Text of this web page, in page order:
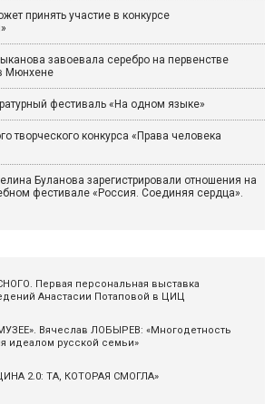
принять участие в конкурсе
завоевала серебро на первенстве
Мюнхене
фестиваль «На одном языке»
творческого конкурса «Права человека
Буланова зарегистрировали отношения на
фестивале «Россия. Соединяя сердца».
Первая персональная выставка
Анастасии Потаповой в ЦИЦ
Вячеслав ЛОБЫРЕВ: «Многодетность
идеалом русской семьи»
2.0: ТА, КОТОРАЯ СМОГЛА»